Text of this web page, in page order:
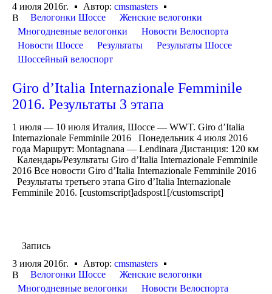
4 июля 2016г.
Автор: cmsmasters
В
Велогонки Шоссе
Женские велогонки
Многодневные велогонки
Новости Велоспорта
Новости Шоссе
Результаты
Результаты Шоссе
Шоссейный велоспорт
Giro d’Italia Internazionale Femminile
2016. Результаты 3 этапа
1 июля — 10 июля Италия, Шоссе — WWT. Giro d’Italia
Internazionale Femminile 2016 Понедельник 4 июля 2016
года Маршрут: Montagnana — Lendinara Дистанция: 120 км
Календарь/Результаты Giro d’Italia Internazionale Femminile
2016 Все новости Giro d’Italia Internazionale Femminile 2016
Результаты третьего этапа Giro d’Italia Internazionale
Femminile 2016. [customscript]adspost1[/customscript]
Запись
3 июля 2016г.
Автор: cmsmasters
В
Велогонки Шоссе
Женские велогонки
Многодневные велогонки
Новости Велоспорта